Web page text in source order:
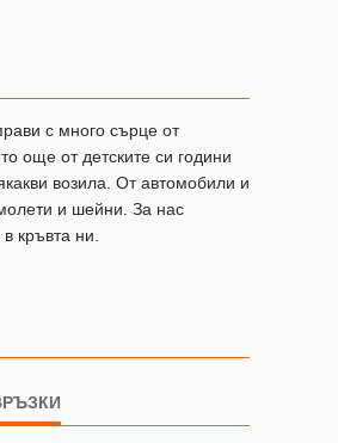
с много сърце от
още от детските си години
возила. От автомобили и
и шейни. За нас
кръвта ни.